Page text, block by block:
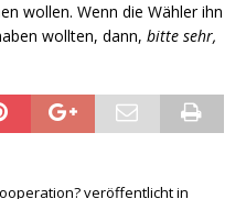
wollen. Wenn die Wähler ihn
wollten, dann, bitte sehr,
veröffentlicht in